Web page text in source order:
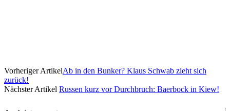
Vorheriger ArtikelAb in den Bunker? Klaus Schwab zieht sich
zurück!
Nächster Artikel Russen kurz vor Durchbruch: Baerbock in Kiew!